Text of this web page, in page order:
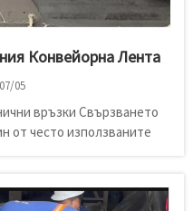
Конвейорна Лента
05
връзки Свързването
от често използваните
Първо трябва да се